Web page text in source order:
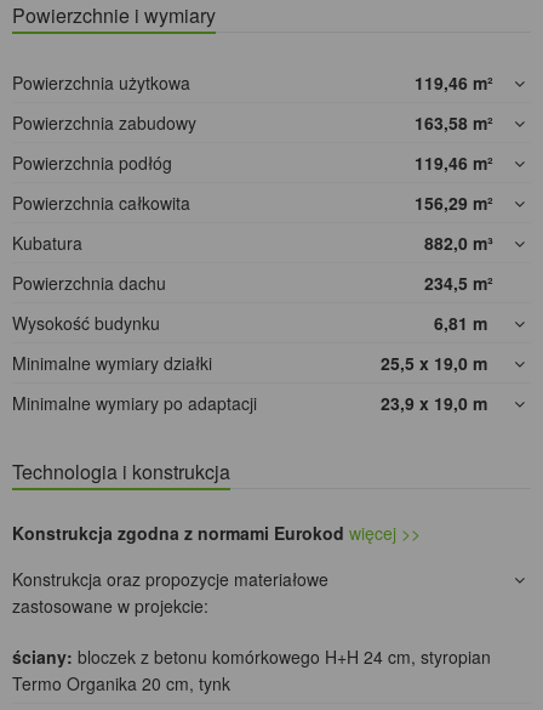
Powierzchnie i wymiary
Powierzchnia użytkowa 119,46 m²
Powierzchnia zabudowy
163,58 m²
Powierzchnia podłóg
119,46 m²
Powierzchnia całkowita
156,29 m²
Kubatura
882,0 m³
Powierzchnia dachu
234,5 m²
Wysokość budynku
6,81 m
Minimalne wymiary działki
25,5 x 19,0 m
Minimalne wymiary po adaptacji
23,9 x 19,0 m
Technologia i konstrukcja
Konstrukcja zgodna z normami Eurokod więcej >>
Konstrukcja oraz propozycje materiałowe
zastosowane w projekcie:
ściany: bloczek z betonu komórkowego H+H 24 cm, styropian
Termo Organika 20 cm, tynk